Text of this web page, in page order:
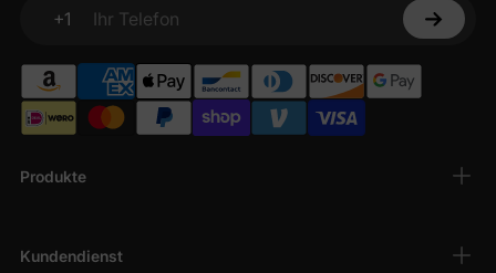
Produkte
Kundendienst
+1
Ihr Telefon